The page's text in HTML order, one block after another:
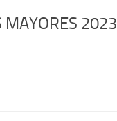
MAYORES 2023